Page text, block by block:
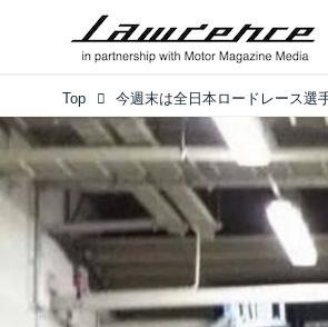
Top 今週末は全日本ロードレース選